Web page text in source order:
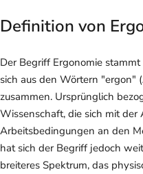
Definition von
Der Begriff Ergonomie
sich aus den Wörtern "ergon"
zusammen. Ursprünglich
Wissenschaft, die sich mit der
Arbeitsbedingungen an den
hat sich der Begriff jedoch
breiteres Spektrum, das